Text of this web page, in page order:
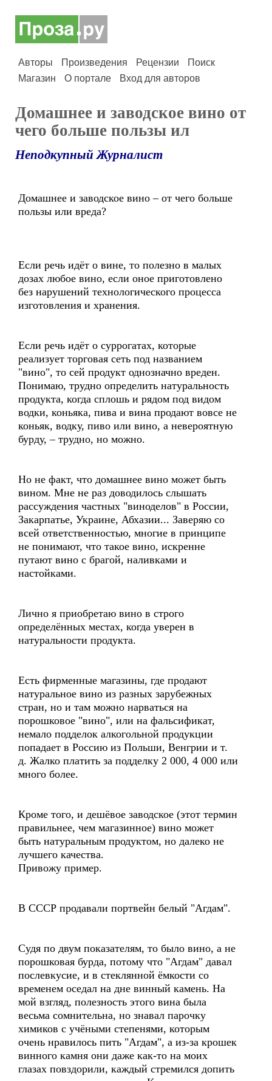
Авторы Произведения Рецензии
Поиск
Магазин
О портале Вход для авторов
Домашнее и заводское вино от
чего больше пользы ил
Неподкупный Журналист
Домашнее и заводское вино – от чего больше
пользы или вреда?
Если речь идёт о вине, то полезно в малых
дозах любое вино, если оное приготовлено
без нарушений технологического процесса
изготовления и хранения.
Если речь идёт о суррогатах, которые
реализует торговая сеть под названием
"вино", то сей продукт однозначно вреден.
Понимаю, трудно определить натуральность
продукта, когда сплошь и рядом под видом
водки, коньяка, пива и вина продают вовсе не
коньяк, водку, пиво или вино, а невероятную
бурду, – трудно, но можно.
Но не факт, что домашнее вино может быть
вином. Мне не раз доводилось слышать
рассуждения частных "виноделов" в России,
Закарпатье, Украине, Абхазии... Заверяю со
всей ответственностью, многие в принципе
не понимают, что такое вино, искренне
путают вино с брагой, наливками и
настойками.
Лично я приобретаю вино в строго
определённых местах, когда уверен в
натуральности продукта.
Есть фирменные магазины, где продают
натуральное вино из разных зарубежных
стран, но и там можно нарваться на
порошковое "вино", или на фальсификат,
немало подделок алкогольной продукции
попадает в Россию из Польши, Венгрии и т.
д. Жалко платить за подделку 2 000, 4 000 или
много более.
Кроме того, и дешёвое заводское (этот термин
правильнее, чем магазинное) вино может
быть натуральным продуктом, но далеко не
лучшего качества.
Привожу пример.
В СССР продавали портвейн белый "Агдам".
Судя по двум показателям, то было вино, а не
порошковая бурда, потому что "Агдам" давал
послевкусие, и в стеклянной ёмкости со
временем оседал на дне винный камень. На
мой взгляд, полезность этого вина была
весьма сомнительна, но знавал парочку
химиков с учёными степенями, которым
очень нравилось пить "Агдам", а из-за крошек
винного камня они даже как-то на моих
глазах повздорили, каждый стремился допить